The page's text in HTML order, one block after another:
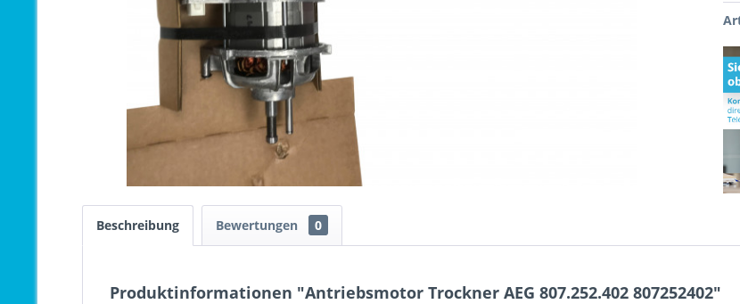
Beschreibung Bewertungen 0
Produktinformationen "Antriebsmotor Trockner AEG 807.252.402 807252402"